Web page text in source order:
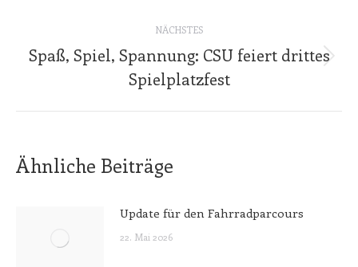
NÄCHSTES
Nächster
Beitrag:
Spaß, Spiel, Spannung: CSU feiert drittes
Spielplatzfest
Ähnliche Beiträge
Update für den Fahrradparcours
22. Mai 2026